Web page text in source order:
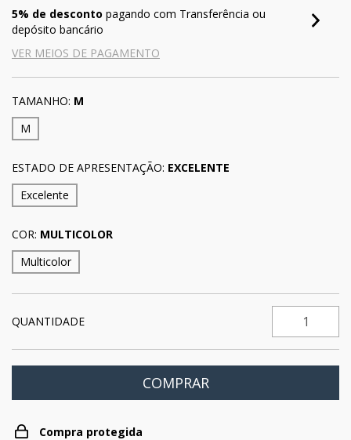
5% de desconto pagando com Transferência ou
depósito bancário
VER MEIOS DE PAGAMENTO
TAMANHO: M
M
ESTADO DE APRESENTAÇÃO: EXCELENTE
Excelente
COR: MULTICOLOR
Multicolor
QUANTIDADE
Compra protegida